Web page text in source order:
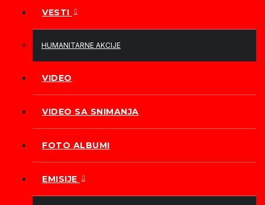
VESTI
HUMANITARNE AKCIJE
VIDEO
VIDEO SA SNIMANJA
FOTO ALBUMI
EMISIJE